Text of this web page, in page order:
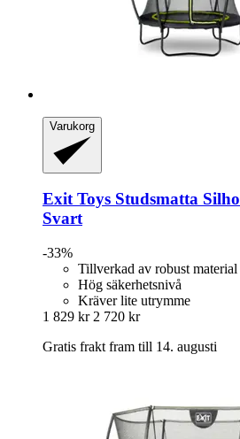
Varukorg
Exit Toys Studsmatta
Svart
-33%
Tillverkad av robust material
Hög säkerhetsnivå
Kräver lite utrymme
1 829 kr 2 720 kr
Gratis frakt fram till 14. augusti